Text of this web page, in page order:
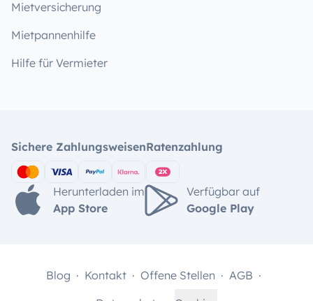
Mietversicherung
Mietpannenhilfe
Hilfe für Vermieter
Sichere ZahlungsweisenRatenzahlung
Herunterladen im
App Store
Verfügbar auf
Google Play
Blog Kontakt Offene Stellen
AGB